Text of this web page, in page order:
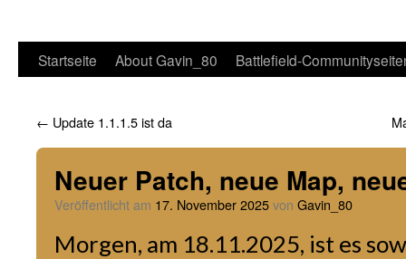
Startseite About Gavin_80 Battlefield-
← Update 1.1.1.5 ist da
Neuer Patch, neue Map,
Veröffentlicht am 17. November 2025von Gavin_80
Morgen, am 18.11.2025, ist es